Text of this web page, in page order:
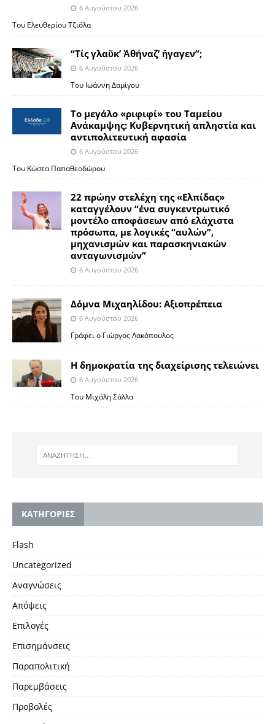
6 Αυγούστου 2026
Του Ελευθερίου Τζιόλα
“Τίς γλαῦκ’ Ἀθήναζ’ ἤγαγεν”;
6 Αυγούστου 2026
Του Ιωάννη Δαμίγου
Το μεγάλο «ριφιφί» του Ταμείου
Ανάκαμψης: Κυβερνητική απληστία και
αντιπολιτευτική αφασία
6 Αυγούστου 2026
Του Κώστα Παπαθεοδώρου
22 πρώην στελέχη της «Ελπίδας»
καταγγέλουν “ένα συγκεντρωτικό
μοντέλο αποφάσεων από ελάχιστα
πρόσωπα, με λογικές “αυλών”,
μηχανισμών και παρασκηνιακών
ανταγωνισμών”
6 Αυγούστου 2026
Δόμνα Μιχαηλίδου: Αξιοπρέπεια
6 Αυγούστου 2026
Γράφει ο Γιώργος Λακόπουλος
Η δημοκρατία της διαχείρισης τελειώνει
6 Αυγούστου 2026
Του Μιχάλη Σάλλα
KΑΤΗΓΟΡΙΕΣ
Flash
Uncategorized
Αναγνώσεις
Απόψεις
Επιλογές
Επισημάνσεις
Παραπολιτική
Παρεμβάσεις
Προβολές